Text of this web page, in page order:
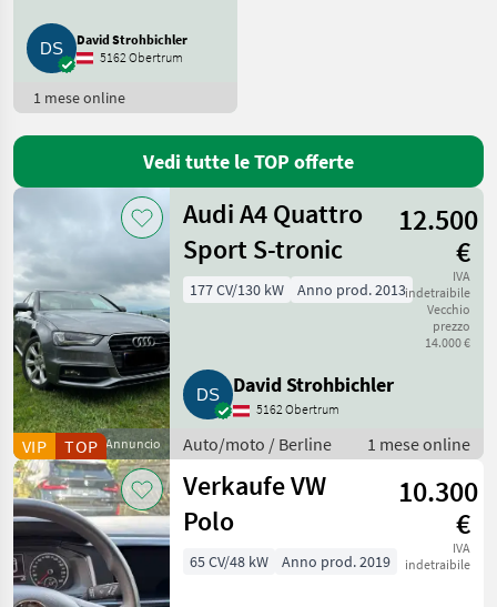
Audi
52
BMW
22
Mostra
tutti
22
MARKETPLACE
Marketplace
Offerte dei
rivenditori
Annunci
David Strohbichler
5162 Obertrum
1 mese online
Vedi tutte le TOP offerte
Annuncio
VIP TOP
Audi A4 Quattro
Sport S-tronic
12.500
€
IVA
indetraibile
Vecchio
prezzo
14.000 €
177 CV/130 kW Anno prod. 2013
David Strohbichler
5162 Obertrum
Auto/moto / Berline 1 mese online
Verkaufe VW
Polo
10.300
€
IVA
indetraibile
65 CV/48 kW Anno prod. 2019